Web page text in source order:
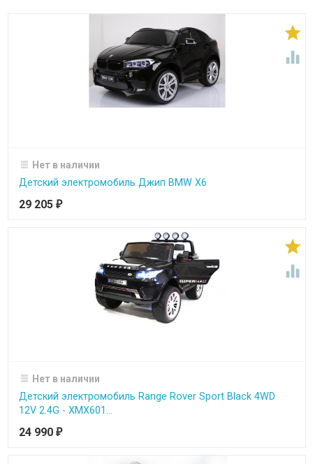


Нет в наличии
Детский электромобиль Джип BMW X6
29 205 ₽


Нет в наличии
Детский электромобиль Range Rover Sport Black 4WD
12V 2.4G - XMX601...
24 990 ₽